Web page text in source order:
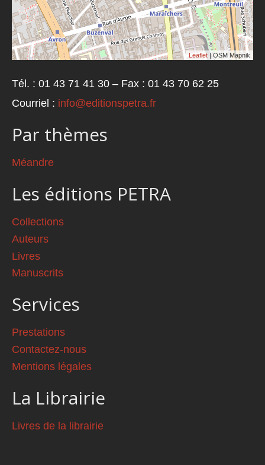
Leaflet | OSM Mapnik
Tél. : 01 43 71 41 30 – Fax : 01 43 70 62 25
Courriel : info@editionspetra.fr
Par thèmes
Méandre
Les éditions PETRA
Collections
Auteurs
Livres
Manuscrits
Services
Prestations
Contactez-nous
Mentions légales
La Librairie
Livres de la librairie